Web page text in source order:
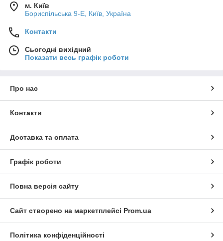
м. Київ
Бориспільська 9-Е, Київ, Україна
Контакти
Сьогодні вихідний
Показати весь графік роботи
Про нас
Контакти
Доставка та оплата
Графік роботи
Повна версія сайту
Сайт створено на маркетплейсі Prom.ua
Політика конфіденційності